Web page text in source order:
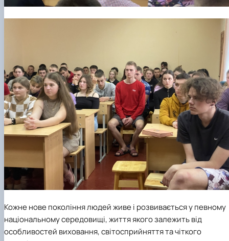
Кожне нове покоління людей живе і розвивається у певному
національному середовищі, життя якого залежить від
особливостей виховання, світосприйняття та чіткого